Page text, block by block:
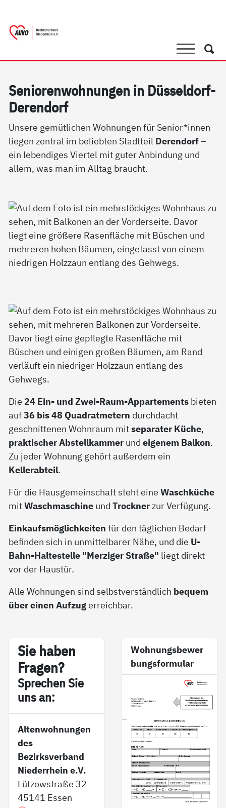
SucheSuche
Se­nio­ren­woh­nun­gen in Düs­sel­dorf-
De­ren­dorf
Unsere gemütlichen Wohnungen für Senior*innen
liegen zentral im beliebten Stadtteil Derendorf–
ein lebendiges Viertel mit guter Anbindung und
allem, was man im Alltag braucht.
Die 24 Ein- und Zwei-Raum-Appartements bieten
auf36 bis 48 Quadratmetern durchdacht
geschnittenen Wohnraum mitseparater Küche,
praktischer Abstellkammer undeigenem Balkon.
Zu jeder Wohnung gehört außerdem ein
Kellerabteil.
Für die Hausgemeinschaft steht eineWaschküche
mitWaschmaschine undTrocknerzur Verfügung.
Einkaufsmöglichkeiten für den täglichen Bedarf
befinden sich in unmittelbarer Nähe, und die U-
Bahn-Haltestelle "Merziger Straße" liegt direkt
vor der Haustür.
Alle Wohnungen sind selbstverständlich bequem
über einen Aufzugerreichbar.
Sie ha­ben
Fra­gen?
Sp­re­chen Sie
uns an:
Altenwohnungen
des
Bezirksverband
Niederrhein e.V.
Lützowstraße 32
45141 Essen
Wohnungsbewer
bungsformular